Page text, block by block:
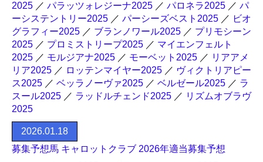
2025 ／ パラッツォレジーナ2025 ／ パロネラ2025 ／ パ
ーシステントリー2025 ／ パーシーズベスト2025 ／ ビオ
グラフィー2025 ／ ブランノワール2025 ／ プリモシーン
2025 ／ プロミストリープ2025 ／ マイエンフェルト
2025 ／ モルジアナ2025 ／ モーベット2025 ／ リアアメ
リア2025 ／ ロッテンマイヤー2025 ／ ヴィクトリアピー
ス2025 ／ ベッラノーヴァ2025 ／ ベルゼール2025 ／ ラ
スール2025 ／ ラッドルチェンド2025 ／ リズムオブラヴ
2025
2026.01.18
募集予想馬 キャロットクラブ 2026年適当募集予想